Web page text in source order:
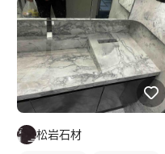
松岩石材